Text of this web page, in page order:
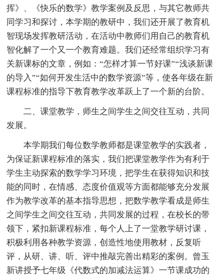
挥》、《快乐的数学》教学案例及反思，与其它教师共
同学习和探讨，本学期的教研中，我们还开展了教育机
智现场发挥教研活动，在活动中教师们用自己的教育机
智化解了一个又一个教育难题。我们还经常组织学习有
关新课标的文章，例如：“怎样才算一节好课”“浅谈新课
的导入”“如何开发生活中的数学资源”等，使各年级在新
课程标准的指导下教育教学改革跃上了一个新的台阶。
二、课堂教学，师生之间学生之间交往互动，共同
发展。
本学期我们每位数学教师都是课堂教学的实践者，
为保证新课程标准的落实，我们把课堂教学作为有利于
学生主动探索的数学学习环境，把学生在获得知识和技
能的同时，在情感、态度价值观等方面都能够充分发展
作为教学改革的基本指导思想，把数学教学看成是师生
之间学生之间交往互动，共同发展的过程，在校长的带
领下，紧扣新课程标准，每个人上了一堂教学研讨课，
积极利用各种教学资源，创造性地使用教材，反复听
评，从研、讲、听、评中推敲完善出精彩的案例。曾玉
新讲授予七年级《代数式的加减法运算》一节课成功的